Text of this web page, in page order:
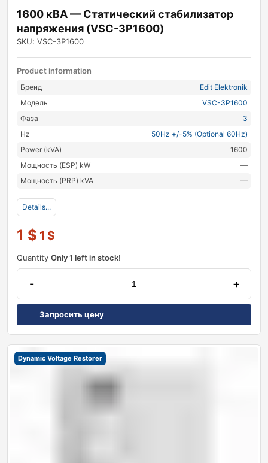
1600 кВА — Статический стабилизатор
напряжения (VSC-3P1600)
SKU: VSC-3P1600
Product information
Бренд
Edit Elektronik
Модель
VSC-3P1600
Фаза
3
Hz
50Hz +/-5% (Optional 60Hz)
Power (kVA)
1600
Мощность (ESP) kW
—
Мощность (PRP) kVA
—
Details...
1 $ 1 $
Quantity Only 1 left in stock!
- +
Запросить цену
Dynamic Voltage Restorer